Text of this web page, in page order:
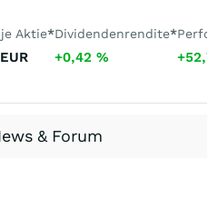
Aktie*
EUR
Dividendenrendite*
+0,42 %
& Forum